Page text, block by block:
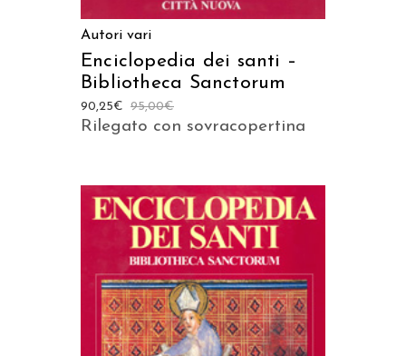
Autori vari
Enciclopedia dei santi –
Bibliotheca Sanctorum
95,00€
90,25€
Rilegato con sovracopertina